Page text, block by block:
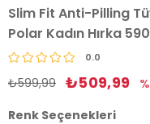
Slim Fit Anti-Pilling
Polar Kadın Hırka
0.0
₺599,99 ₺509,99
Renk Seçenekleri